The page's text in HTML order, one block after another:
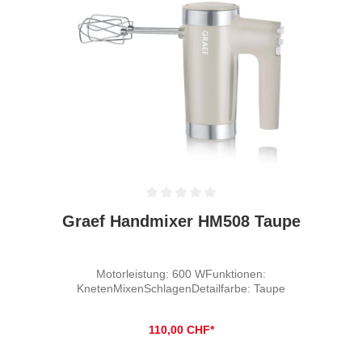
Durchschnittliche Bewertung von 0 von 5 Sternen
Graef Handmixer HM508 Taupe
Motorleistung: 600 WFunktionen:
KnetenMixenSchlagenDetailfarbe: Taupe
110,00 CHF*